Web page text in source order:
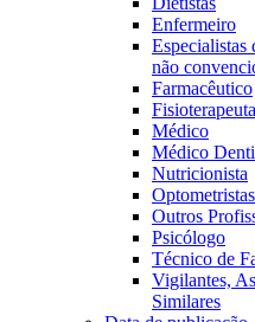
Enfermeiro
Especialistas
não
Farmacêutico
Médico
Médico
Nutricionista
Outros
Psicólogo
Técnico de
Vigilantes,
Similares